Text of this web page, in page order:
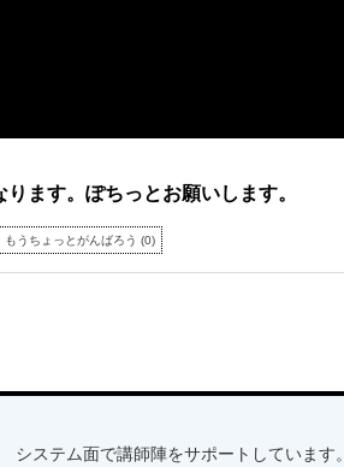
ます。ぽちっとお願いします。
もうちょっとがんばろう (0)
システム面で講師陣をサポートしています。